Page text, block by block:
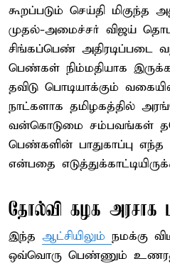
கூறப்படும் செய்தி மிகுந்த
முதல்-அமைச்சர் விஜய்
சிங்கப்பெண் அதிரடிப்படை
பெண்கள் நிம்மதியாக
தவிடு பொடியாக்கும்
நாட்களாக தமிழகத்தில்
வன்கொடுமை சம்பவங்கள்
பெண்களின் பாதுகாப்பு
என்பதை
தோல்வி கழக அரசாக
இந்த ஆட்சியிலும் நமக்கு
ஒவ்வொரு பெண்ணும் உணரத்